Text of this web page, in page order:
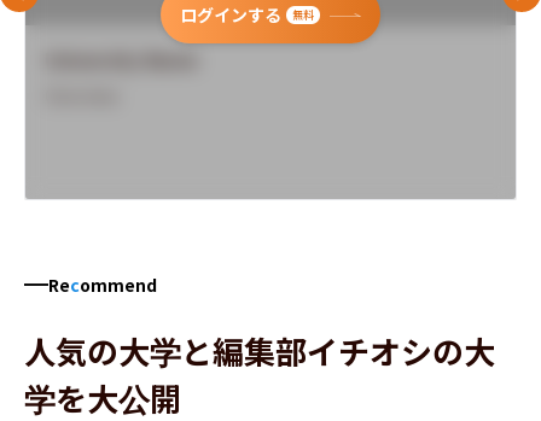
ログインする 無料
Recommend
人気の大学と編集部イチオシの大
学を大公開